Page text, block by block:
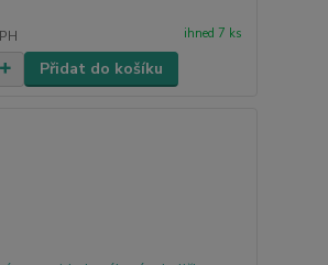
ihned 7 ks
Přidat do košíku